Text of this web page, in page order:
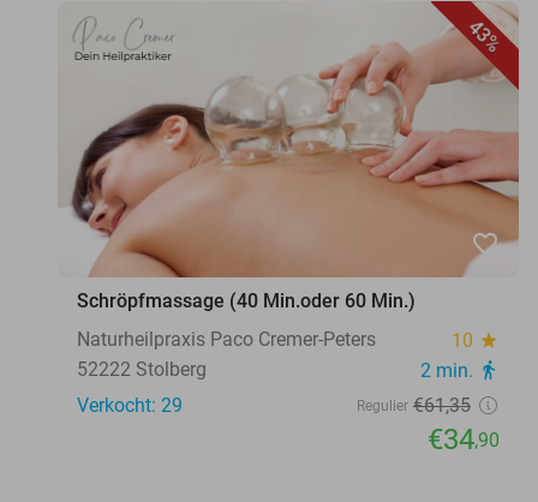
43%
favorite_border
Schröpfmassage (40 Min.oder 60 Min.)
Naturheilpraxis Paco Cremer-Peters
10 star
52222 Stolberg 2 min. directions_walk
Verkocht: 29 Regulier €61,35
€34,90